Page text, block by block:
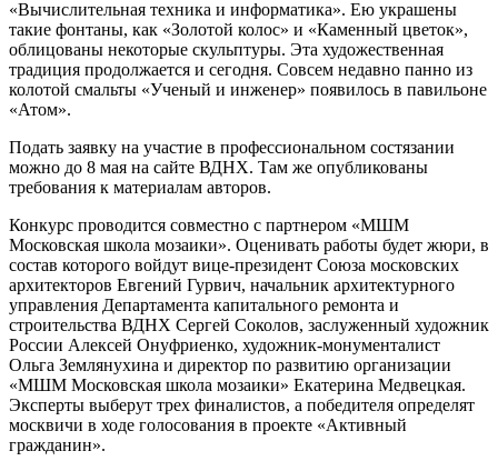
«Вычислительная техника и информатика». Ею украшены
такие фонтаны, как «Золотой колос» и «Каменный цветок»,
облицованы некоторые скульптуры. Эта художественная
традиция продолжается и сегодня. Совсем недавно панно из
колотой смальты «Ученый и инженер» появилось в павильоне
«Атом».
Подать заявку на участие в профессиональном состязании
можно до 8 мая на сайте ВДНХ. Там же опубликованы
требования к материалам авторов.
Конкурс проводится совместно с партнером «МШМ
Московская школа мозаики». Оценивать работы будет жюри, в
состав которого войдут вице-президент Союза московских
архитекторов Евгений Гурвич, начальник архитектурного
управления Департамента капитального ремонта и
строительства ВДНХ Сергей Соколов, заслуженный художник
России Алексей Онуфриенко, художник-монументалист
Ольга Землянухина и директор по развитию организации
«МШМ Московская школа мозаики» Екатерина Медвецкая.
Эксперты выберут трех финалистов, а победителя определят
москвичи в ходе голосования в проекте «Активный
гражданин».